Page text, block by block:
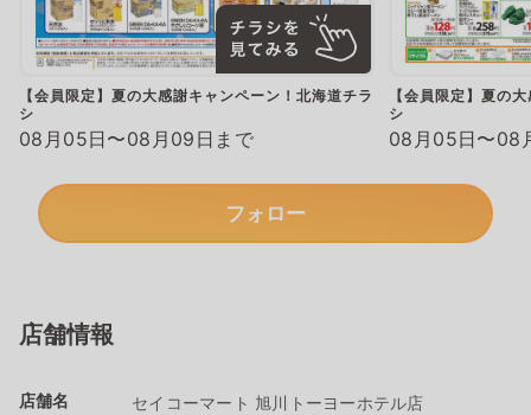
【会員限定】夏の大感謝キャンペーン！北海道チラ
シ
08月05日〜08月09日まで
【会員限定】夏の
シ
08月05日〜08
フォロー
店舗情報
店舗名 セイコーマート 旭川トーヨーホテル店